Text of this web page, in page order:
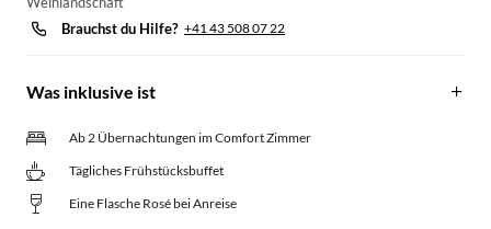
Brauchst du Hilfe? +41 43 508 07 22
Was inklusive ist
Ab 2 Übernachtungen im Comfort Zimmer
Tägliches Frühstücksbuffet
Eine Flasche Rosé bei Anreise